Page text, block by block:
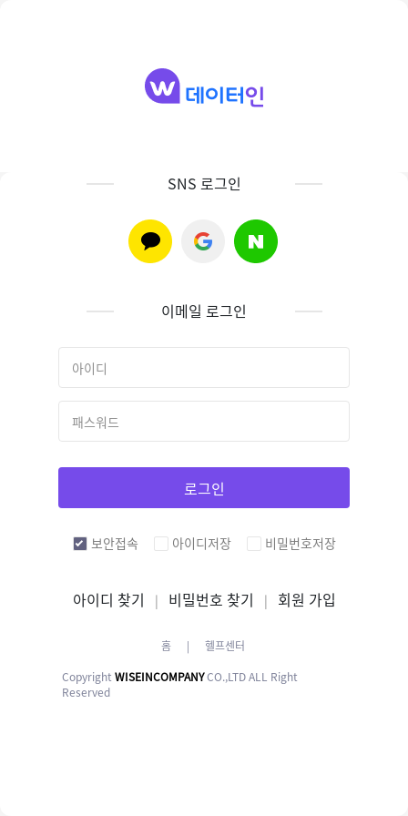
SNS 로그인
이메일 로그인
로그인
보안접속 아이디저장 비밀번호저장
아이디 찾기 | 비밀번호 찾기 | 회원 가입
홈 |
헬프센터
Copyright WISEINCOMPANYCO.,LTD ALL Right
Reserved